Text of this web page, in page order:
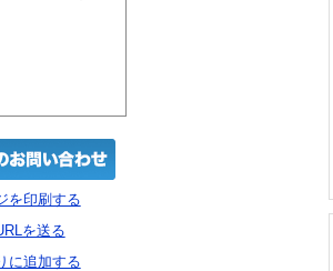
を印刷する
を送る
に追加する